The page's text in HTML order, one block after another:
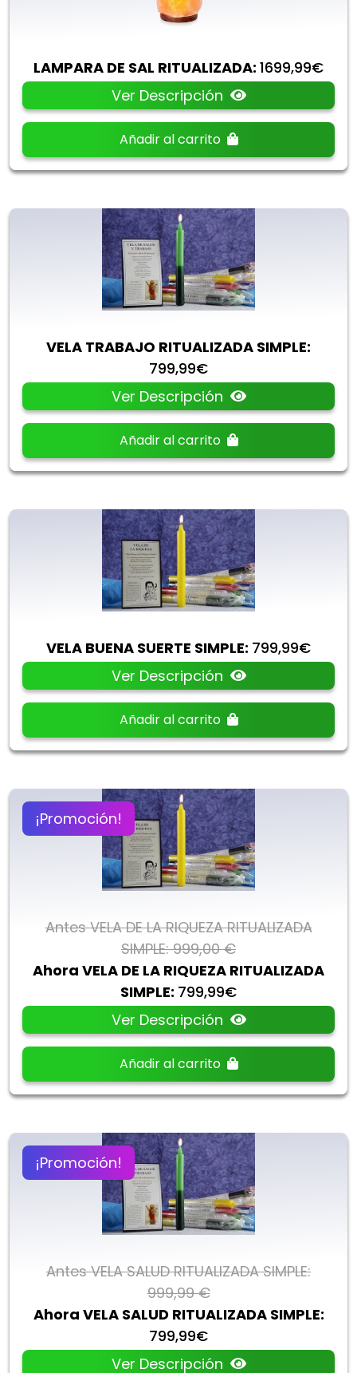
LAMPARA DE SAL RITUALIZADA: 1699,99€
Ver Descripción
Añadir al carrito
VELA TRABAJO RITUALIZADA SIMPLE:
799,99€
Ver Descripción
Añadir al carrito
VELA BUENA SUERTE SIMPLE: 799,99€
Ver Descripción
Añadir al carrito
¡Promoción!
Antes VELA DE LA RIQUEZA RITUALIZADA
SIMPLE: 999,00 €
Ahora VELA DE LA RIQUEZA RITUALIZADA
SIMPLE: 799,99€
Ver Descripción
Añadir al carrito
¡Promoción!
Antes VELA SALUD RITUALIZADA SIMPLE:
999,99 €
Ahora VELA SALUD RITUALIZADA SIMPLE:
799,99€
Ver Descripción